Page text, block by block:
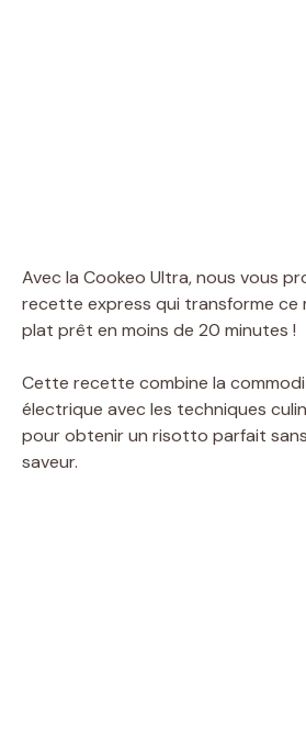
Avec la Cookeo Ultra, nous vous
recette express qui transforme ce
plat prêt en moins de 20 minutes !
Cette recette combine la
électrique avec les techniques
pour obtenir un risotto parfait
saveur.